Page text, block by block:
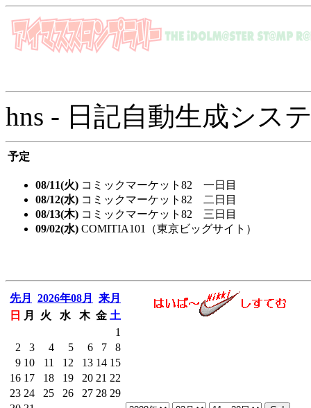
hns - 日記自動生成シス
予定
08/11(火) コミックマーケット82 一日目
08/12(水) コミックマーケット82 二日目
08/13(木) コミックマーケット82 三日目
09/02(水) COMITIA101（東京ビッグサイト）
先月 2026年08月
来月
日
月 火 水 木 金 土
1
2
3 4 5 6 7
8
9 10 11 12 13 14 15
16 17 18 19 20 21 22
23 24 25 26 27 28 29